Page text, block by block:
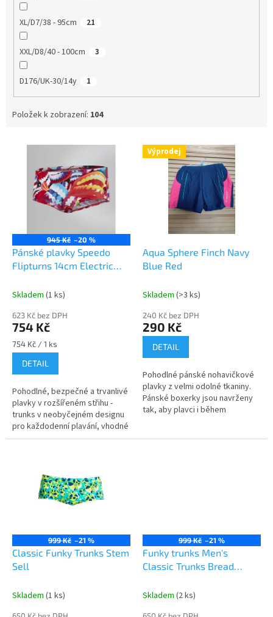
XL/D7/38 - 95cm 21
XXL/D8/40 - 100cm 3
D176/UK-30/14y 1
Položek k zobrazení: 104
945 Kč –20 %
Pánské plavky Speedo
Flipturns 14cm Electric
Skladem (1 ks)
623 Kč bez DPH
754 Kč
Měrná
cena:
754 Kč / 1 ks
DETAIL
Pohodlné, bezpečné a trvanlivé
plavky v rozšířeném střihu -
trunks v neobyčejném designu
pro každodenní plavání, vhodné
na trénink.
Výprodej
Aqua Sphere Finch Navy
Blue Red
Skladem (>3 ks)
240 Kč bez DPH
290 Kč
DETAIL
Pohodlné pánské nohavičkové
plavky z velmi odolné tkaniny.
Pánské boxerky jsou navrženy
tak, aby plavci i během
999 Kč –21 %
Classic Funky Trunks Stem
Sell
Skladem (1 ks)
999 Kč –21 %
Funky trunks Men's
Classic Trunks Bread
Skladem (2 ks)